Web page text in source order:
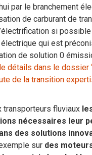
par le branchement
de carburant de
si
électrique qui est
de solution 0
détails dans le dossier
de la transition
transporteurs fluviaux
nécessaires leur
des solutions
sur des